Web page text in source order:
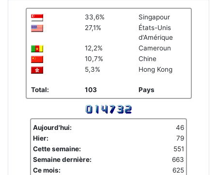
33,6%
Singapour
27,1%
États-Unis
d'Amérique
12,2%
Cameroun
10,7%
Chine
5,3%
Hong Kong
Total: 103 Pays
Aujourd'hui:
46
Hier:
79
Cette semaine:
551
Semaine dernière:
663
Ce mois:
625